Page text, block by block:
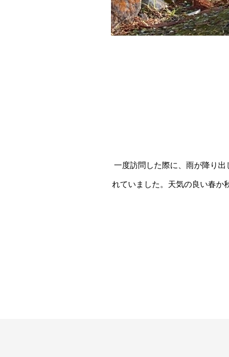
一度訪問した際に、雨が降り
れていました。天気の良い春か